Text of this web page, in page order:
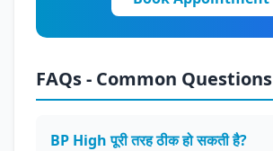
FAQs - Common Questions
BP High पूरी तरह ठीक हो सकती है?